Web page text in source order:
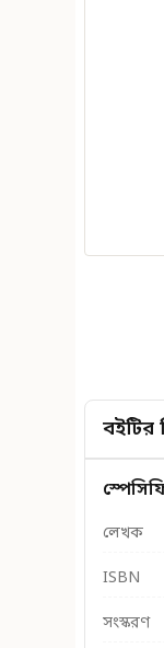
বইটির
লেখক
ISBN
সংস্করণ